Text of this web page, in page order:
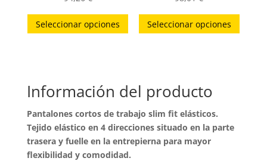
Seleccionar opciones
Este
producto
Las
se
pueden
elegir
Seleccionar opciones
Este
Información del producto
Pantalones cortos de trabajo slim fit elásticos.
Tejido elástico en 4 direcciones situado en la parte
trasera y fuelle en la entrepierna para mayor
flexibilidad y comodidad.